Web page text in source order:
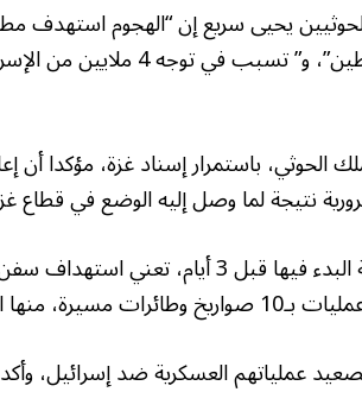
يحيى سريع إن “الهجوم استهدف
بصاروخ باليستي فرط صوتي من نوع
باستمرار إسناد غزة، مؤكدا أن
نتيجة لما وصل إليه الوضع في قطاع
وقال إن المرحلة الرابعة التي أعلنت الجماعة البدء
مطار اللد”.
عملياتهم العسكرية ضد إسرائيل،